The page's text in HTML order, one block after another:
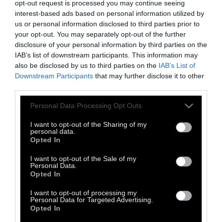
opt-out request is processed you may continue seeing
interest-based ads based on personal information utilized by
us or personal information disclosed to third parties prior to
your opt-out. You may separately opt-out of the further
disclosure of your personal information by third parties on the
IAB’s list of downstream participants. This information may
also be disclosed by us to third parties on the IAB’s List of
Downstream Participants that may further disclose it to other
Personal Data Processing Opt Outs
I want to opt-out of the Sharing of my
personal data.
Opted In
I want to opt-out of the Sale of my
Personal Data.
Opted In
I want to opt-out of processing my
Personal Data for Targeted Advertising.
Opted In
Σαντ,Διαθέσιμο έως Σαβ.21.02.
Ένα Κάποιο Τέλος, The Sense of an Ending,
2017, Ηνωμένο Βασίλειο, Δραματική:Ο Τόνι
Γουέμπστερ ζει μια ήσυχη, απομονωμένη
ζωή, ώσπου μυστικά από το παρελθόν
αναδύονται και τον αναγκάζουν να
αναλογιστεί τις επιλογές του νεότερου
εαυτού του. Η αλήθεια για την πρώτη του
αγάπη και οι συνέπειες των αποφάσεων που
προσκήνιο, προκαλώντας αναθεώρηση της
προσωπικής του ιστορίας.
Τζιμ Μπρόντμπεντ, Χάριετ Γουόλτερ, Μισέλ
Ντόκερι, Έμιλι Μόρτιμερ, Μπίλι Χάουλ, Τζο